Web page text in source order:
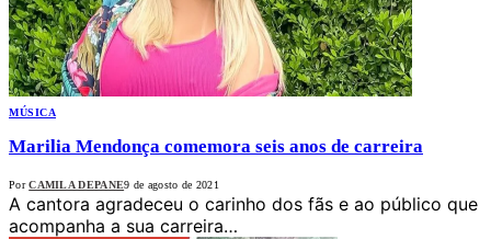
MÚSICA
Marilia Mendonça comemora seis anos de carreira
Por CAMILA DEPANE9 de agosto de 2021
A cantora agradeceu o carinho dos fãs e ao público que
acompanha a sua carreira…